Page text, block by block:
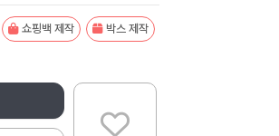
쇼핑백 제작 박스 제작